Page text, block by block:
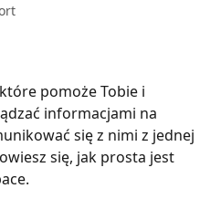
pomoże Tobie i
informacjami na
się z nimi z jednej
się, jak prosta jest